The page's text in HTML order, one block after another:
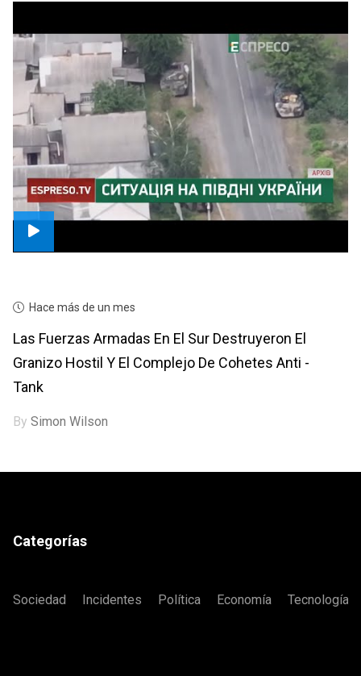
Hace más de un mes
Las Fuerzas Armadas En El Sur Destruyeron El
Granizo Hostil Y El Complejo De Cohetes Anti -
Tank
BySimon Wilson
Categorías
Sociedad Incidentes Política Economía Tecnología